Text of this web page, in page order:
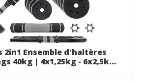
2in1 Ensemble d'haltères
40kg | 4x1,25kg - 6x2,5kg -